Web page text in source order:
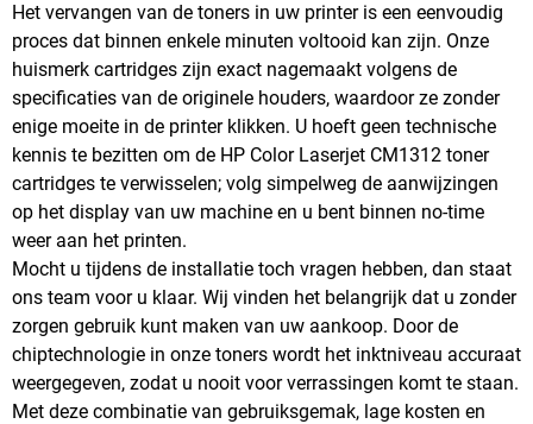
Het vervangen van de toners in uw printer is een eenvoudig
proces dat binnen enkele minuten voltooid kan zijn. Onze
huismerk cartridges zijn exact nagemaakt volgens de
specificaties van de originele houders, waardoor ze zonder
enige moeite in de printer klikken. U hoeft geen technische
kennis te bezitten om de HP Color Laserjet CM1312 toner
cartridges te verwisselen; volg simpelweg de aanwijzingen
op het display van uw machine en u bent binnen no-time
weer aan het printen.
Mocht u tijdens de installatie toch vragen hebben, dan staat
ons team voor u klaar. Wij vinden het belangrijk dat u zonder
zorgen gebruik kunt maken van uw aankoop. Door de
chiptechnologie in onze toners wordt het inktniveau accuraat
weergegeven, zodat u nooit voor verrassingen komt te staan.
Met deze combinatie van gebruiksgemak, lage kosten en